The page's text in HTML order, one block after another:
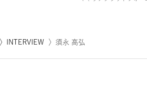
〉INTERVIEW 〉須永 高弘